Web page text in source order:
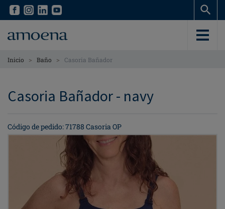
Skip
content
Skip
content
Inicio > Baño > Casoria Bañador
Casoria Bañador - navy
Código de pedido: 71788 Casoria OP